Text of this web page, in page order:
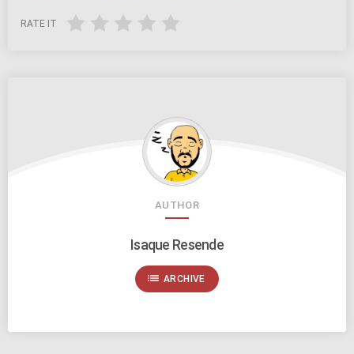
RATE IT
AUTHOR
Isaque Resende
list ARCHIVE